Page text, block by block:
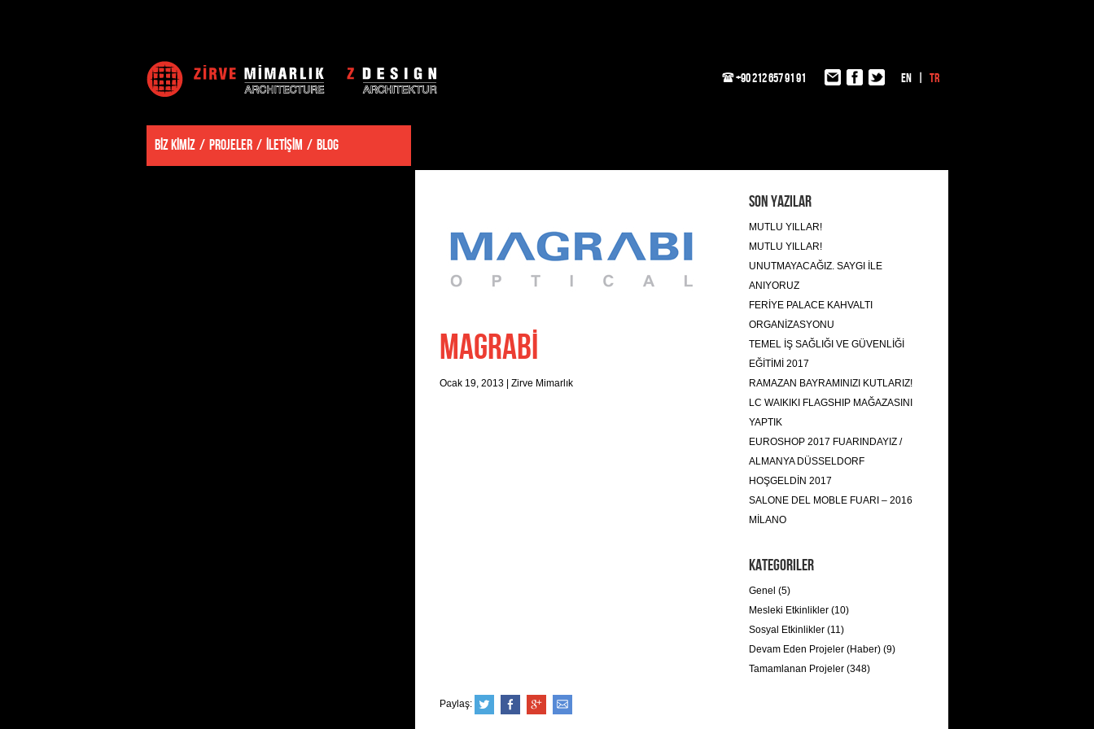
+90 212 657 91 91 EN TR
BİZ KİMİZ PROJELER İLETİŞİM BLOG
MAGRABİ
Ocak 19, 2013| Zirve Mimarlık
Son Yazılar
MUTLU YILLAR!
MUTLU YILLAR!
UNUTMAYACAĞIZ. SAYGI İLE
ANIYORUZ
FERİYE PALACE KAHVALTI
ORGANİZASYONU
TEMEL İŞ SAĞLIĞI VE GÜVENLİĞİ
EĞİTİMİ 2017
RAMAZAN BAYRAMINIZI KUTLARIZ!
LC WAIKIKI FLAGSHIP MAĞAZASINI
YAPTIK
EUROSHOP 2017 FUARINDAYIZ /
ALMANYA DÜSSELDORF
HOŞGELDİN 2017
SALONE DEL MOBLE FUARI – 2016
MİLANO
Kategoriler
Genel (5)
Mesleki Etkinlikler (10)
Sosyal Etkinlikler (11)
Devam Eden Projeler (Haber) (9)
Tamamlanan Projeler (348)
Paylaş: